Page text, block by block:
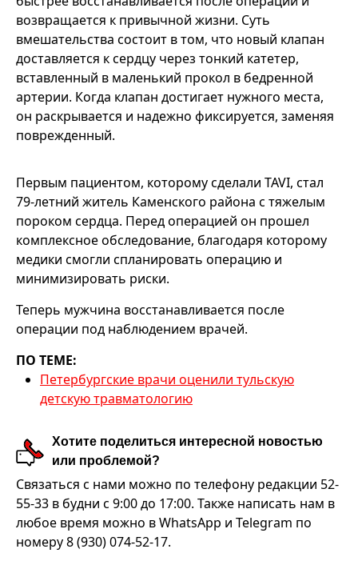
возвращается к привычной жизни. Суть
вмешательства состоит в том, что новый клапан
доставляется к сердцу через тонкий катетер,
вставленный в маленький прокол в бедренной
артерии. Когда клапан достигает нужного места,
он раскрывается и надежно фиксируется, заменяя
поврежденный.
Первым пациентом, которому сделали TAVI, стал
79-летний житель Каменского района с тяжелым
пороком сердца. Перед операцией он прошел
комплексное обследование, благодаря которому
медики смогли спланировать операцию и
минимизировать риски.
Теперь мужчина восстанавливается после
операции под наблюдением врачей.
ПО ТЕМЕ:
Петербургские врачи оценили тульскую
детскую травматологию
Хотите поделиться интересной новостью
или проблемой?
Связаться с нами можно по телефону редакции 52-
55-33 в будни с 9:00 до 17:00. Также написать нам в
любое время можно в WhatsApp и Telegram по
номеру 8 (930) 074-52-17.